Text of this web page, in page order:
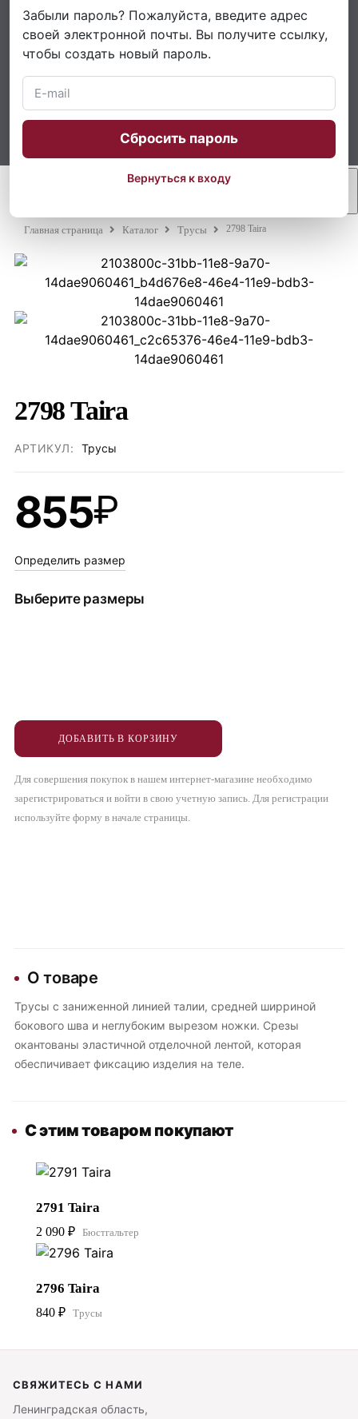
Забыли пароль? Пожалуйста, введите адрес
своей электронной почты. Вы получите ссылку,
чтобы создать новый пароль.
Сбросить пароль
Вернуться к входу
Главная страница Каталог Трусы 2798 Taira
2798 Taira
АРТИКУЛ: Трусы
855₽
Определить размер
Выберите размеры
ДОБАВИТЬ В КОРЗИНУ
Для совершения покупок в нашем интернет-магазине необходимо
зарегистрироваться и войти в свою учетную запись. Для регистрации
используйте форму в начале страницы.
О товаре
Трусы с заниженной линией талии, средней ширриной
бокового шва и неглубоким вырезом ножки. Срезы
окантованы эластичной отделочной лентой, которая
обеспичивает фиксацию изделия на теле.
С этим товаром покупают
2791 Taira
2 090 ₽ Бюстгальтер
2796 Taira
840 ₽ Трусы
СВЯЖИТЕСЬ С НАМИ
Ленинградская область,